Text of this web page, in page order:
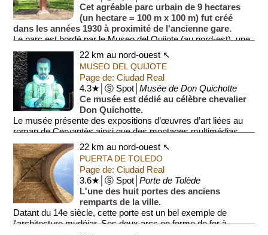
Cet agréable parc urbain de 9 hectares
(un hectare = 100 m x 100 m) fut créé
dans les années 1930 à proximité de l'ancienne gare.
Le parc est bordé par le Museo del Quijote (au nord-est), une
...
22 km au nord-ouest ↖
MUSEO DEL QUIJOTE
Page de: Ciudad Real
4.3★│Ⓢ Spot│Musée de Don Quichotte
Ce musée est dédié au célèbre chevalier
Don Quichotte.
Le musée présente des expositions d’œuvres d’art liées au
roman de Cervantès ainsi que des montages multimédias
nous replongeant au 17e si...22 km au nord-ouest ↖
PUERTA DE TOLEDO
Page de: Ciudad Real
3.6★│Ⓢ Spot│Porte de Tolède
L'une des huit portes des anciens
remparts de la ville.
Datant du 14e siècle, cette porte est un bel exemple de
l'architecture mudéjar. Ses deux arcs en forme de fer à